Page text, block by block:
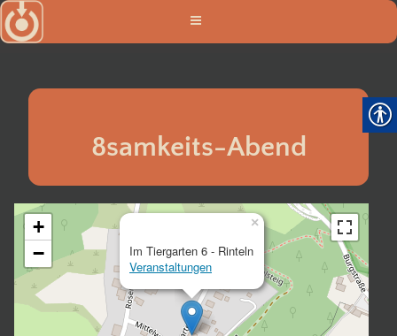
Zum
Inhalt
8samkeits-Abend
Im Tiergarten 6 - Rinteln
Veranstaltungen
×
+
−